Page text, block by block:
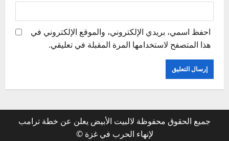
احفظ اسمي، بريدي الإلكتروني، والموقع الإلكتروني في
هذا المتصفح لاستخدامها المرة المقبلة في تعليقي.
جميع الحقوق محفوظة لالبيت الأبيض يعلن عن خطة ترامب
لإنهاء الحرب في غزة ©